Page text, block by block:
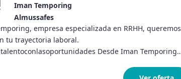
Iman Temporing
Almussafes
empresa especializada en RRHH, queremos
tu trayectoria laboral.
Desde Iman Temporing